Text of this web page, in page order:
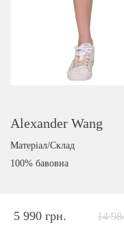
Alexander Wang
Матеріал/Склад
100% бавовна
5 990 грн. 14